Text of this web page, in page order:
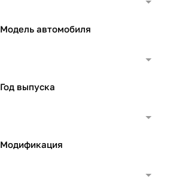
Модель автомобиля
Год выпуска
Модификация